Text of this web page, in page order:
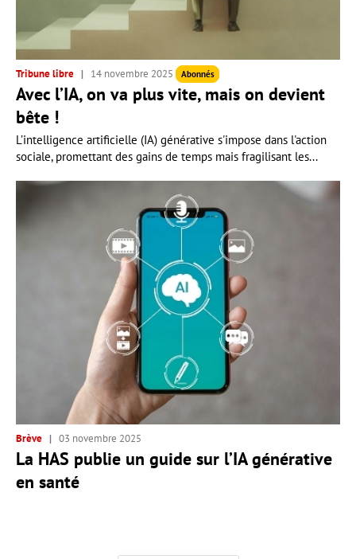
Tribune libre 14 novembre 2025 Abonnés
Avec l’IA, on va plus vite, mais on devient
bête !
L’intelligence artificielle (IA) générative s'impose dans l'action
sociale, promettant des gains de temps mais fragilisant les...
Brève 03 novembre 2025
La HAS publie un guide sur l’IA générative
en santé